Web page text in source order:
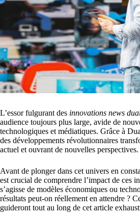
L’essor fulgurant des innovations news
audience toujours plus large, avide de
technologiques et médiatiques. Grâce à
des développements révolutionnaires
actuel et ouvrant de nouvelles perspectives.
Avant de plonger dans cet univers en
est crucial de comprendre l’impact de ces
s’agisse de modèles économiques ou
résultats peut-on réellement en attendre ?
guideront tout au long de cet article